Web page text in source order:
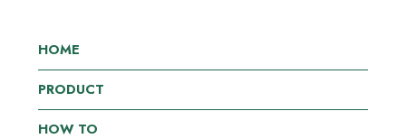
HOME
PRODUCT
HOW TO